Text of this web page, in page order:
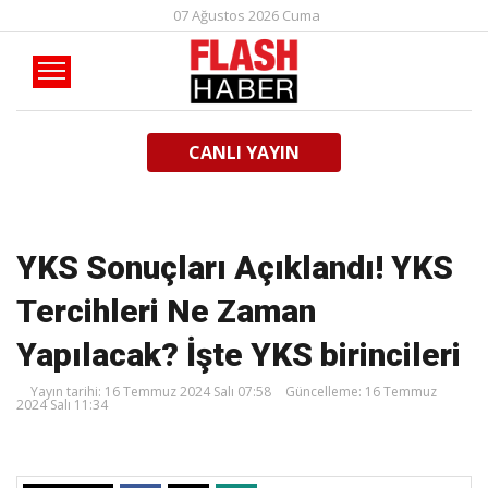
07 Ağustos 2026 Cuma
CANLI YAYIN
YKS Sonuçları Açıklandı! YKS
Tercihleri Ne Zaman
Yapılacak? İşte YKS birincileri
Yayın tarihi: 16 Temmuz 2024 Salı 07:58 Güncelleme: 16 Temmuz
2024 Salı 11:34